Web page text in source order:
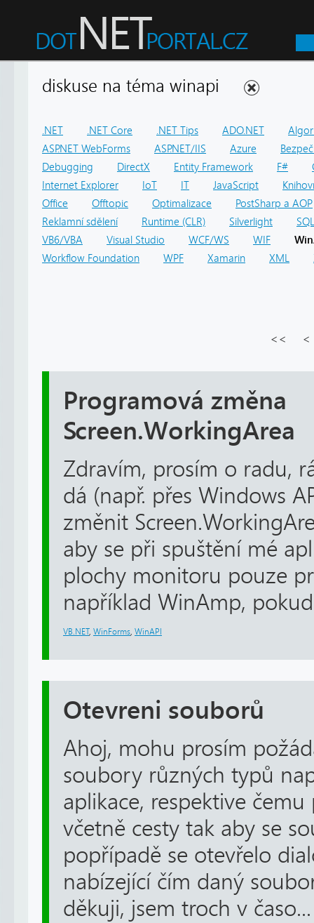
diskuse na téma winapi
.NET .NET Core .NET Tips ADO.NET
ASP.NET WebForms
ASP.NET/IIS Azure
Debugging
DirectX Entity Framework F#
Internet Explorer
IoT IT JavaScript
Office
Offtopic Optimalizace
PostSharp a AOP
Reklamní sdělení
Runtime (CLR) Silverlight
SQL
VB6/VBA
Visual Studio WCF/WS WIF
Workflow Foundation
WPF Xamarin XML
<< <
Programová změna
Screen.WorkingArea
Zdravím, prosím o radu,
dá (např. přes Windows
změnit
aby se při spuštění mé
plochy monitoru pouze
například WinAmp,
VB.NET, WinForms WinAPI
Otevreni souborů
Ahoj, mohu prosím
soubory různých typů
aplikace, respektive
včetně cesty tak aby se
popřípadě se otevřelo
nabízející čím daný
děkuji, jsem troch v časo...